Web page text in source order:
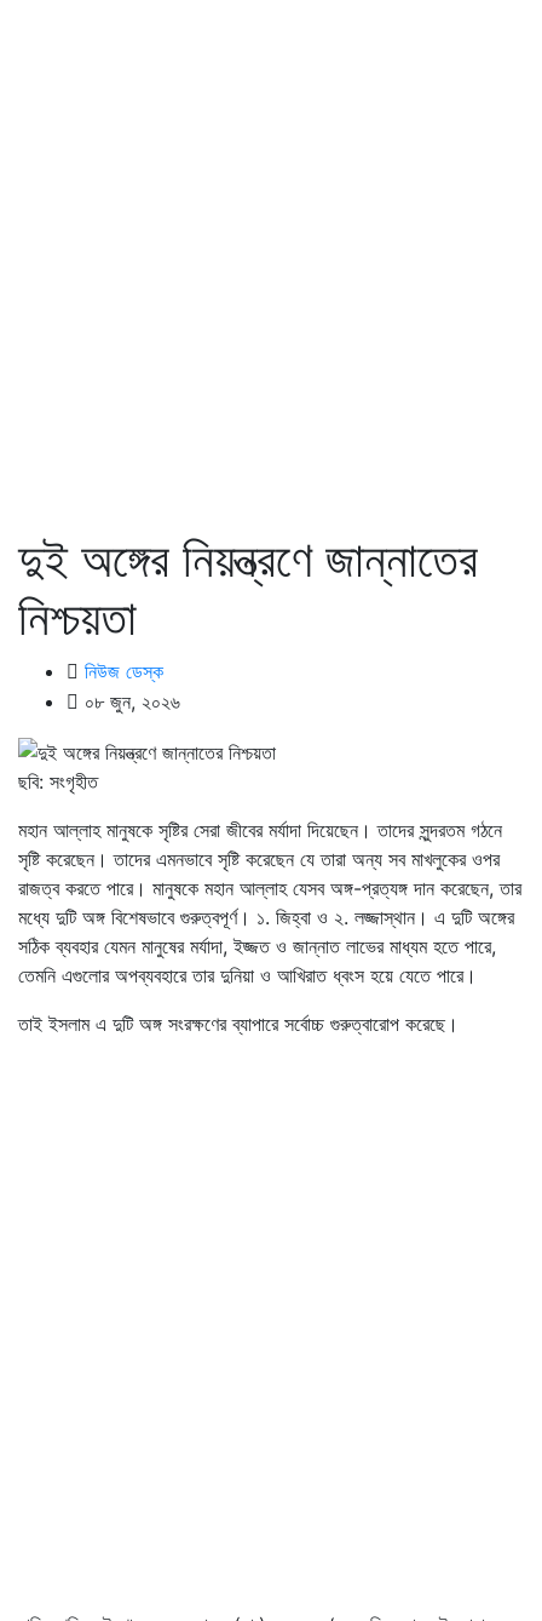
দুই অঙ্গের নিয়ন্ত্রণে জান্নাতের
নিশ্চয়তা
নিউজ ডেস্ক
০৮ জুন, ২০২৬
ছবি: সংগৃহীত
মহান আল্লাহ মানুষকে সৃষ্টির সেরা জীবের মর্যাদা দিয়েছেন। তাদের সুন্দরতম গঠনে
সৃষ্টি করেছেন। তাদের এমনভাবে সৃষ্টি করেছেন যে তারা অন্য সব মাখলুকের ওপর
রাজত্ব করতে পারে। মানুষকে মহান আল্লাহ যেসব অঙ্গ-প্রত্যঙ্গ দান করেছেন, তার
মধ্যে দুটি অঙ্গ বিশেষভাবে গুরুত্বপূর্ণ। ১. জিহ্বা ও ২. লজ্জাস্থান। এ দুটি অঙ্গের
সঠিক ব্যবহার যেমন মানুষের মর্যাদা, ইজ্জত ও জান্নাত লাভের মাধ্যম হতে পারে,
তেমনি এগুলোর অপব্যবহারে তার দুনিয়া ও আখিরাত ধ্বংস হয়ে যেতে পারে।
তাই ইসলাম এ দুটি অঙ্গ সংরক্ষণের ব্যাপারে সর্বোচ্চ গুরুত্বারোপ করেছে।